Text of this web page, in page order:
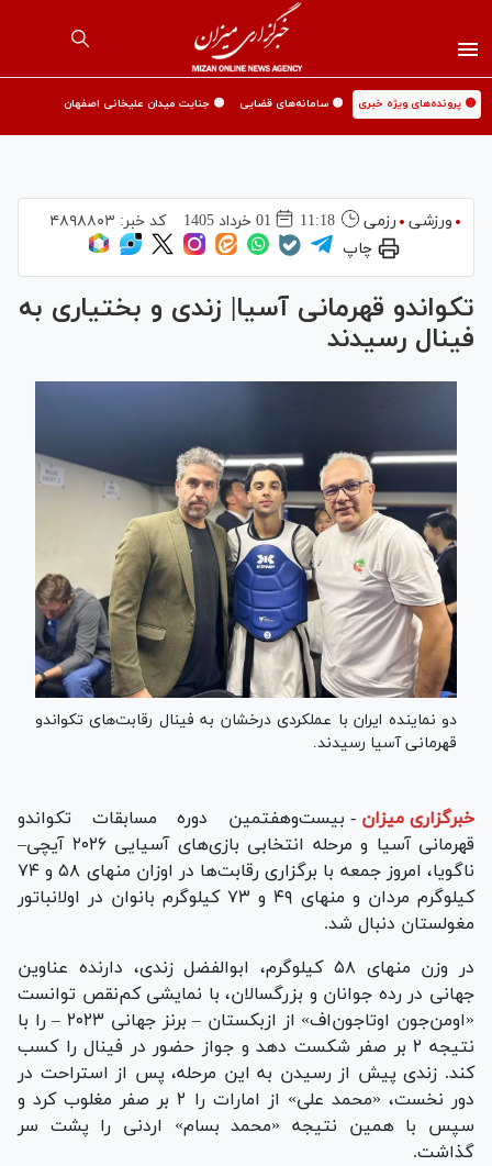
🟡 پرونده‌های ویژه خبری 🟡 سامانه‌های قضایی 🟡 جنایت میدان علیخانی اصفهان
ورزشی رزمی 11:18 01 خرداد 1405 کد خبر: ۴۸۹۸۸۰۳
چاپ
تکواندو قهرمانی آسیا| زندی و بختیاری به
فینال رسیدند
دو نماینده ایران با عملکردی درخشان به فینال رقابت‌های تکواندو
قهرمانی آسیا رسیدند.
خبرگزاری میزان - بیست‌وهفتمین دوره مسابقات تکواندو
قهرمانی آسیا و مرحله انتخابی بازی‌های آسیایی ۲۰۲۶ آیچی–
ناگویا، امروز جمعه با برگزاری رقابت‌ها در اوزان منهای ۵۸ و ۷۴
کیلوگرم مردان و منهای ۴۹ و ۷۳ کیلوگرم بانوان در اولانباتور
مغولستان دنبال شد.
در وزن منهای ۵۸ کیلوگرم، ابوالفضل زندی، دارنده عناوین
جهانی در رده جوانان و بزرگسالان، با نمایشی کم‌نقص توانست
«اومن‌جون اوتاجون‌اف» از ازبکستان – برنز جهانی ۲۰۲۳ – را با
نتیجه ۲ بر صفر شکست دهد و جواز حضور در فینال را کسب
کند. زندی پیش از رسیدن به این مرحله، پس از استراحت در
دور نخست، «محمد علی» از امارات را ۲ بر صفر مغلوب کرد و
سپس با همین نتیجه «محمد بسام» اردنی را پشت سر
گذاشت.